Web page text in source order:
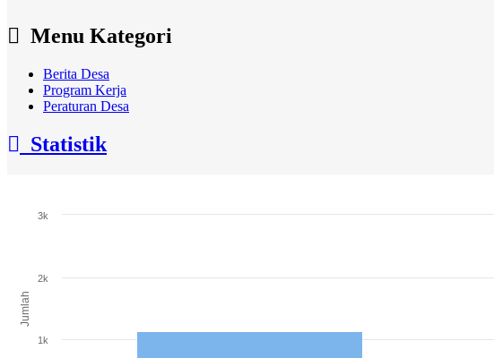
Menu Kategori
Berita Desa
Program Kerja
Peraturan Desa
Statistik
Jumlah
1k
2k
3k